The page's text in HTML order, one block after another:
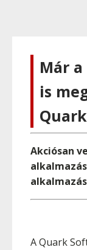
Már
is
Akciósan
A Quark